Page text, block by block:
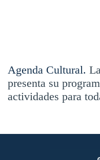
Agenda Cultural.
presenta su
actividades para